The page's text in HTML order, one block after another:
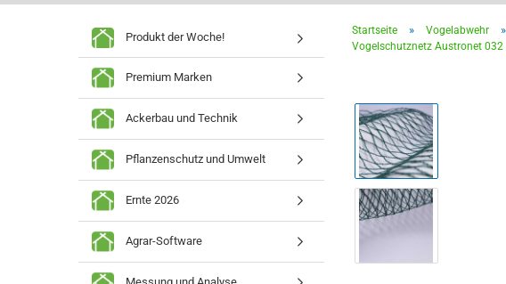
Startseite » Vogelabwehr »
Vogelschutznetz Austronet 032
Produkt der Woche!
Premium Marken
Ackerbau und Technik
Pflanzenschutz und Umwelt
Ernte 2026
Agrar-Software